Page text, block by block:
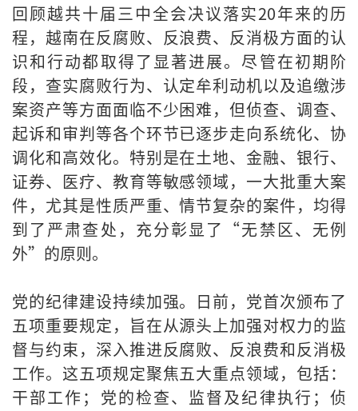
回顾越共十届三中全会决议落实20年来的历
程，越南在反腐败、反浪费、反消极方面的认
识和行动都取得了显著进展。尽管在初期阶
段，查实腐败行为、认定牟利动机以及追缴涉
案资产等方面面临不少困难，但侦查、调查、
起诉和审判等各个环节已逐步走向系统化、协
调化和高效化。特别是在土地、金融、银行、
证券、医疗、教育等敏感领域，一大批重大案
件，尤其是性质严重、情节复杂的案件，均得
到了严肃查处，充分彰显了“无禁区、无例
外”的原则。
党的纪律建设持续加强。日前，党首次颁布了
五项重要规定，旨在从源头上加强对权力的监
督与约束，深入推进反腐败、反浪费和反消极
工作。这五项规定聚焦五大重点领域，包括：
干部工作；党的检查、监督及纪律执行；侦